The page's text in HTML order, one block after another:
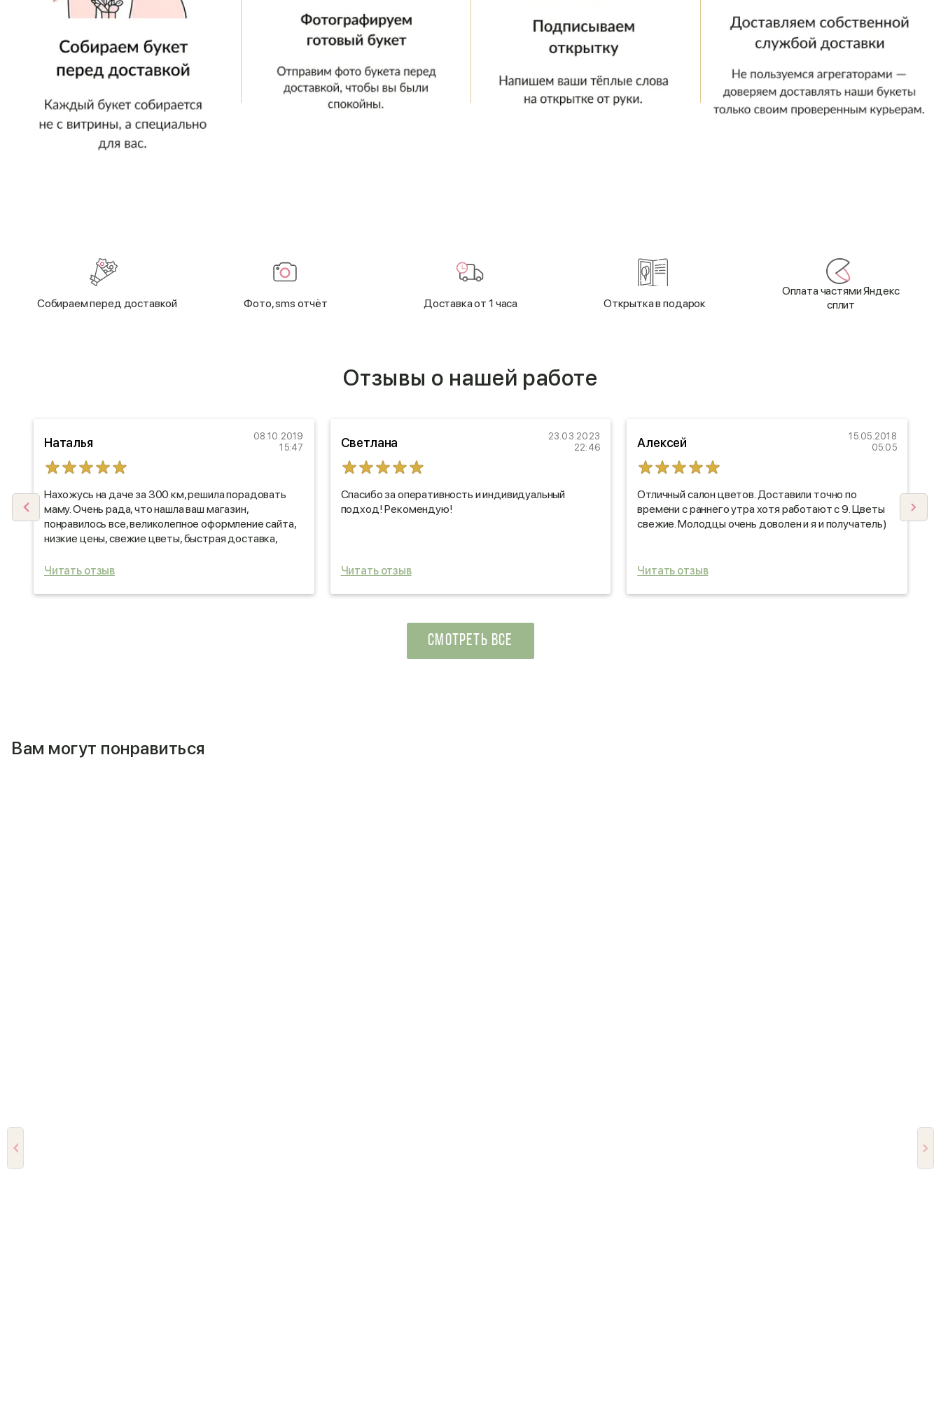
Cобираем перед доставкой Фото, sms отчёт Доставка от 1 часа Открытка в подарок
Оплата частями Яндекс
сплит
Отзывы о нашей работе
Наталья
08.10.2019
15:47
Нахожусь на даче за 300 км, решила порадовать
маму. Очень рада, что нашла ваш магазин,
понравилось все, великолепное оформление сайта,
низкие цены, свежие цветы, быстрая доставка,
удался маме все понравилось. Буду рекомендовать
Рекомендую на 100%. Спасибо Вам огромное.
Читать отзыв
Светлана
23.03.2023
22:46
Спасибо за оперативность и индивидуальный
подход! Рекомендую!
Читать отзыв
Алексей
15.05.2018
05:05
Отличный салон цветов. Доставили точно по
времени с раннего утра хотя работают с 9. Цветы
свежие. Молодцы очень доволен и я и получатель)
Читать отзыв
СМОТРЕТЬ ВСЕ
Вам могут понравиться